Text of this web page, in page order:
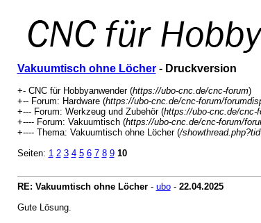
Vakuumtisch ohne Löcher- Druckversion
+- CNC für Hobbyanwender (https://ubo-cnc.de/cnc-forum)
+-- Forum: Hardware (https://ubo-cnc.de/cnc-forum/
+--- Forum: Werkzeug und Zubehör (https://ubo-cnc.de/cnc-
+---- Forum: Vakuumtisch (https://ubo-cnc.de/cnc-forum/
+---- Thema: Vakuumtisch ohne Löcher (/
Seiten: 1 2 3 4 5 6 7 8 9 10
RE: Vakuumtisch ohne Löcher- ubo- 22.04.2025
Gute Lösung.